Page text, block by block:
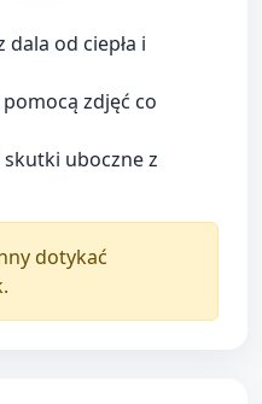
dala od ciepła i
zdjęć co
uboczne z
dotykać